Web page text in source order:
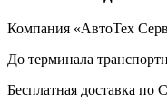
Компания «АвтоТех
До терминала
Бесплатная доставка по